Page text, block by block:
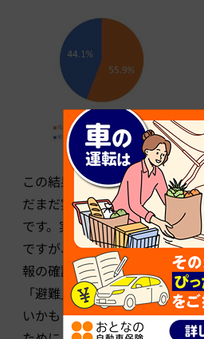
この結果から見えてくるのは
だまだ実際のアクションにつ
です。実際に災害が起きた時
ですが、ハザードマップなど
報の確認も欠かせません。
「避難」という行動にリアリ
いかもしれませんが、もしも